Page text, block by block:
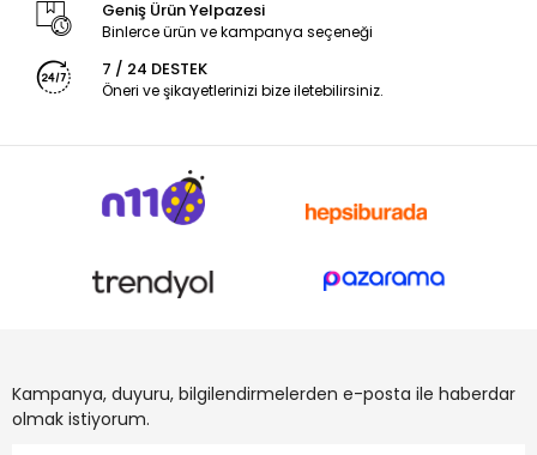
Geniş Ürün Yelpazesi
Binlerce ürün ve kampanya seçeneği
7 / 24 DESTEK
Öneri ve şikayetlerinizi bize iletebilirsiniz.
Kampanya, duyuru, bilgilendirmelerden e-posta ile haberdar
olmak istiyorum.